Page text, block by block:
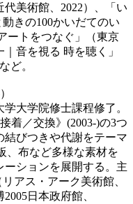
美術館、2022）、「い
きの100かいだてのい
ートをつなぐ」（東京
音を視る 時を聴く」
ど。
大学院修士課程修了。
着／交換》(2003-)の3つ
びつきや代謝をテーマ
、布など多様な素材を
ーションを展開する。主
アス・アーク美術館、
日本政府館、